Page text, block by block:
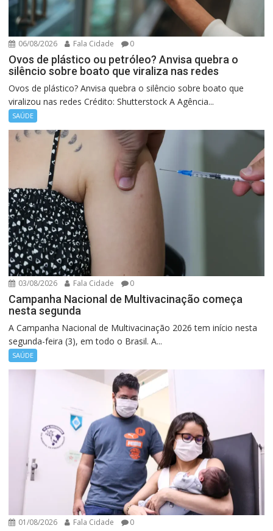
06/08/2026 Fala Cidade 0
Ovos de plástico ou petróleo? Anvisa quebra o
silêncio sobre boato que viraliza nas redes
Ovos de plástico? Anvisa quebra o silêncio sobre boato que
viralizou nas redes Crédito: Shutterstock A Agência...
SAÚDE
03/08/2026 Fala Cidade 0
Campanha Nacional de Multivacinação começa
nesta segunda
A Campanha Nacional de Multivacinação 2026 tem início nesta
segunda-feira (3), em todo o Brasil. A...
SAÚDE
01/08/2026 Fala Cidade 0